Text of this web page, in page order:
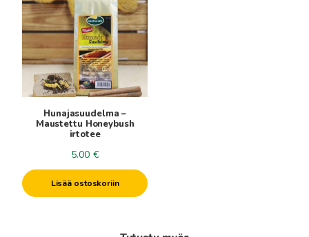
Hunajasuudelma –
Maustettu Honeybush
irtotee
5.00 €
Lisää ostoskoriin